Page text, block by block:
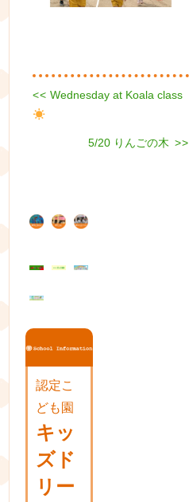
投
ナ
ー
シ
ン
Previous
post:
<< Wednesday at Koala class
Next
5/20 りんごの木 >>
認定こ
ども園
キッ
ズド
リー